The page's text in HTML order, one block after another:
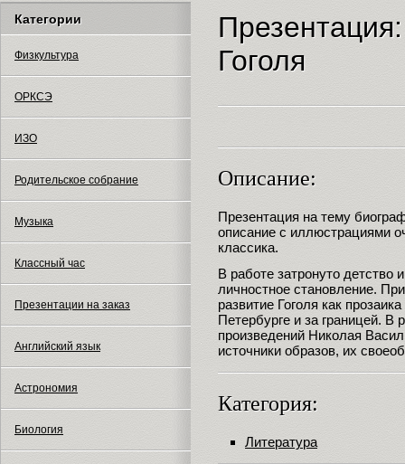
Категории
Физкультура
ОРКСЭ
ИЗО
Родительское собрание
Музыка
Классный час
Презентации на заказ
Английский язык
Астрономия
Биология
Гоголя
Описание:
Презентация на тему
описание с иллюстрациями
классика.
В работе затронуто детство
личностное становление.
развитие Гоголя как
Петербурге и за границей. В
произведений Николая
источники образов, их
Категория:
Литература